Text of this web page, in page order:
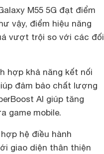
M55 5G đạt điểm
vậy, điểm hiệu năng
vượt trội so với các đối
hợp khả năng kết nối
đảm bảo chất lượng
AI giúp tăng
game mobile.
hệ điều hành
giao diện thân thiện